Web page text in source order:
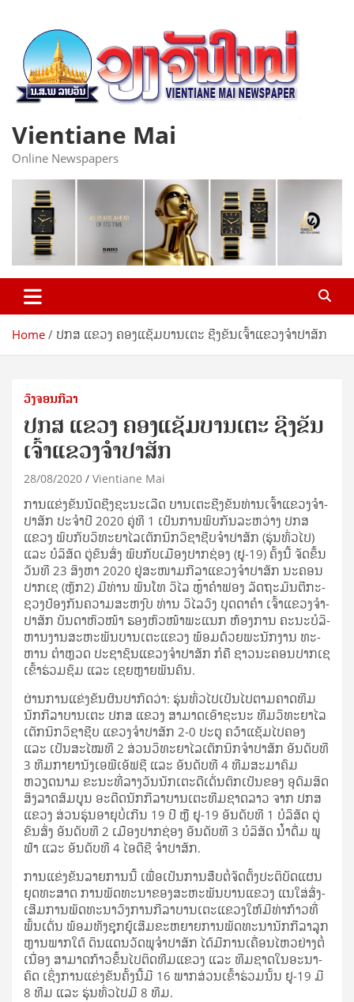
content
Vientiane Mai
Online Newspapers
Home ປກສ ແຂວງ ຄອງແຊັມບານເຕະ ຊີງຂັນເຈົ້າແຂວງຈຳປາສັກ
ວົງຈອນກີລາ
ປກສ ແຂວງ ຄອງແຊັມບານເຕະ ຊີງຂັນ
ເຈົ້າແຂວງຈຳປາສັກ
28/08/2020 Vientiane Mai
ການ​ແຂ່ງ­ຂັນ​ນັດ​ຊີງ​ຊະ­ນະ​ເລີດ ບານ­ເຕະ​ຊີງ​ຂັນ​ທ່ານ​ເຈົ້າ­ແຂວງ​ຈຳ­
ປາ​ສັກ ປະ­ຈຳ​ປີ 2020 ຄູ່​ທີ 1 ເປັນ​ການ​ພົບ​ກັນ​ລະ­ຫວ່າງ ປກສ
ແຂວງ ພົບ​ກັບ​ວິ­ທະ­ຍາ­ໄລ​ເຕັກ­ນິກ​ວິ­ຊາ​ຊີບ​ຈຳ­ປາ​ສັກ (ຮຸ່ນ​ທົ່ວ​ໄປ)
ແລະ ບໍ­ລິ­ສັດ ຕູ່​ຂົນ­ສົ່ງ ພົບ​ກັບ​ເມືອງ​ປາກ​ຊ່ອງ (ຢູ-19) ຄັ້ງ​ນີ້ ຈັດ​ຂຶ້ນ​
ວັນ​ທີ 23 ສິງ­ຫາ 2020 ຢູ່​ສະ­ໜາມ​ກີ­ລາ​ແຂວງ​ຈຳ­ປາ​ສັກ ນະ­ຄອນ​
ປາກ​ເຊ (ຫຼັກ2) ມີ​ທ່ານ ພົນ​ໂທ ວິ­ໄລ ຫຼ້າ​ຄຳ​ຟອງ ລັດ­ຖະ­ມົນ­ຕີ​ກະ­
ຊວງ​ປ້ອງ​ກັນ​ຄວາມ​ສະ­ຫງົບ ທ່ານ ວິ­ໄລ​ວົງ ບຸດ​ດາ​ຄຳ ເຈົ້າ­ແຂວງ​ຈຳ­
ປາ​ສັກ ບັນ­ດາ​ຫົວ­ໜ້າ ຮອງ​ຫົວ­ໜ້າ​ພະ​ແນກ ຫ້ອງ­ການ ຄະ­ນະ​ບໍ­ລິ­
ຫານ​ງານ​ສະ­ຫະ­ພັນ​ບານ­ເຕະ​ແຂວງ ພ້ອມ​ດ້ວຍ​ພະ­ນັກ­ງານ ທະ­
ຫານ ຕຳ­ຫຼວດ ປະ­ຊາ­ຊົນ​ແຂວງ​ຈຳ­ປາ​ສັກ ກໍ​ຄື ຊາວ​ນະ­ຄອນ​ປາກ​ເຊ​
ເຂົ້າ​ຮ່ວມ​ຊົມ ແລະ ເຊຍ​ຫຼາຍ​ພັນ​ຄົນ.
ຜ່ານ​ການ​ແຂ່ງ­ຂັນ​ຜົນ​ປາ­ກົດ​ວ່າ: ຮຸ່ນ​ທົ່ວ​ໄປ​ເປັນ​ໄປ​ຕາມ​ຄາດ​ທີມ​
ນັກ­ກີ­ລາ​ບານ­ເຕະ ປກສ ແຂວງ ສາ­ມາດ​ເອົາ​ຊະ­ນະ ທີມ​ວິ­ທະ­ຍາ­ໄລ​
ເຕັກ­ນິກ​ວິ­ຊາ​ຊີບ ແຂວງ​ຈຳ­ປາ​ສັກ 2-0 ປະ­ຕູ ຄວ້າ​ແຊັມ​ໄປ​ຄອງ
ແລະ ເປັນ​ສະ­ໄໝ​ທີ 2 ສ່ວນ​ວິ­ທະ­ຍາ­ໄລ​ເຕັກ­ນິກ​ຈຳ­ປາ​ສັກ ອັນ​ດັບ​ທີ
3 ທີມ​ກາ­ຍາ​ນັງ​ເອ​ພີ​ເອັຟ​ຊີ ແລະ ອັນ​ດັບ​ທີ 4 ທີມ​ສະ­ມາ­ຄົມ​
ຫວຽດ­ນາມ ຂະ­ນະ​ທີ່​ລາ­ງວັນ​ນັກ​ເຕະ​ດີ­ເດັ່ນ​ຕົກ​ເປັນ​ຂອງ ອຸ­ດົມ​ສິດ
ສິງ​ລາດ​ສົມ­ບູນ ອະ­ດີດ​ນັກ­ກີ­ລາ​ບານ­ເຕະ​ທີມ​ຊາດ​ລາວ ຈາກ ປກສ
ແຂວງ ສ່ວນ​ຮຸ່ນ​ອາ­ຍຸ​ບໍ່​ເກີນ 19 ປີ ຫຼື ຢູ-19 ອັນ​ດັບ​ທີ 1 ບໍ­ລິ­ສັດ ຕູ່​
ຂົນ­ສົ່ງ ອັນ​ດັບ​ທີ 2 ເມືອງ​ປາກ​ຊ່ອງ ອັນ​ດັບ​ທີ 3 ບໍ­ລິ­ສັດ ນ້ຳ​ດື່ມ ພູ​
ຟ້າ ແລະ ອັນ​ດັບ​ທີ 4 ໄອ​ດີ​ຊີ ຈຳ­ປາ​ສັກ.
ການ​ແຂ່ງ­ຂັນ​ລາຍ­ການ​ນີ້ ເພື່ອ​ເປັນ​ການ​ສືບ­ຕໍ່​ຈັດ​ຕັ້ງ​ປະ­ຕິ­ບັດ​ແຜນ​
ຍຸດ​ທະ​ສາດ ການ​ພັດ­ທະ­ນາ​ຂອງ​ສະ­ຫະ­ພັນ​ບານ​ແຂວງ ແນ­ໃສ່​ສົ່ງ­
ເສີມ​ການ​ພັດ­ທະ­ນາ​ວົງ​ການ​ກີ­ລາ​ບານ­ເຕະ​ແຂວງ​ໃຫ້​ມີ​ທ່າ​ກ້າວ​ທີ່​
ພົ້ນ​ເດັ່ນ ພ້ອມ​ທັງ​ຊຸກ­ຍູ້​ເສີມ​ຂະ­ຫຍາຍ​ການ​ພັດ­ທະ­ນາ​ນັກ­ກີ­ລາ​ລູກ​
ຫຼານ​ພາກ​ໃຕ້ ດິນ­ແດນ​ວັດ​ພູ​ຈຳ­ປາ​ສັກ ໄດ້​ມີ​ການ­ເຄື່ອນ­ໄຫວ​ຢ່າງ​ຕໍ່​
ເນື່ອງ ສາ­ມາດ​ກ້າວ​ຂຶ້ນ​ໄປ​ຕິດ​ທີມ​ແຂວງ ແລະ ທີມ​ຊາດ​ໃນ​ອະ­ນາ­
ຄົດ ເຊິ່ງ​ການ​ແຂ່ງ­ຂັນ​ຄັ້ງ​ນີ້​ມີ 16 ພາກ­ສ່ວນ​ເຂົ້າ​ຮ່ວມ​ນັ້ນ ຢູ-19 ມີ
8 ທີມ ແລະ ຮຸ່ນ​ທົ່ວ​ໄປ​ມີ 8 ທີມ.